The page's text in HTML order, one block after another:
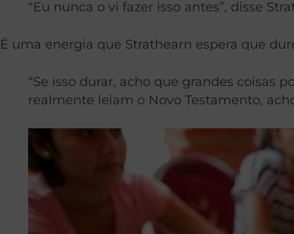
“Eu nunca o vi fazer isso antes”, disse
É uma energia que Strathearn espera que
“Se isso durar, acho que grandes coisas
realmente leiam o Novo Testamento,